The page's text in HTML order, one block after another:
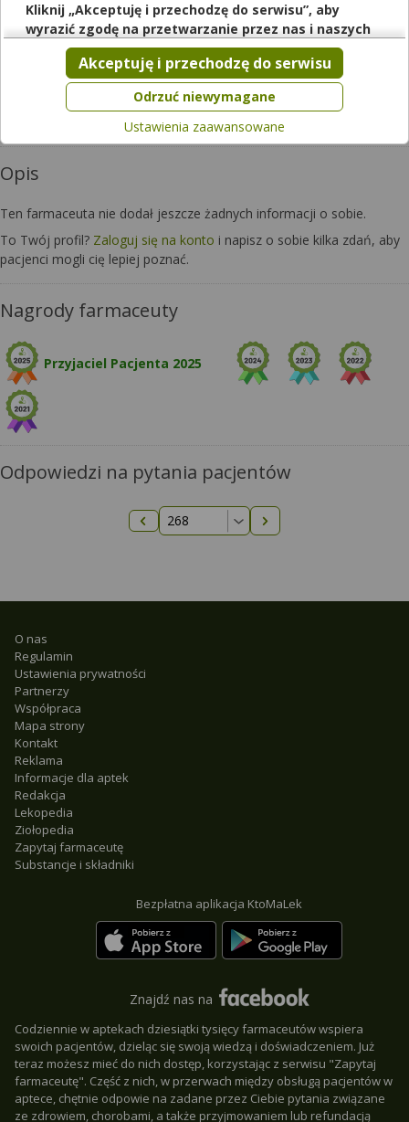
Czy chcesz wysłać pytanie do apteki,
w której pracuje ten farmaceuta?
Zapytaj teraz
Opis
Ten farmaceuta nie dodał jeszcze żadnych informacji o sobie.
To Twój profil? Zaloguj się na konto i napisz o sobie kilka zdań, aby
pacjenci mogli cię lepiej poznać.
Nagrody farmaceuty
Przyjaciel Pacjenta 2025
Odpowiedzi na pytania pacjentów
Poprzednia strona Następna strona
O nas
Regulamin
Ustawienia prywatności
Partnerzy
Współpraca
Mapa strony
Kontakt
Reklama
Informacje dla aptek
Redakcja
Lekopedia
Ziołopedia
Zapytaj farmaceutę
Substancje i składniki
Bezpłatna aplikacja KtoMaLek
Znajdź nas na
Codziennie w aptekach dziesiątki tysięcy farmaceutów wspiera
swoich pacjentów, dzieląc się swoją wiedzą i doświadczeniem. Już
teraz możesz mieć do nich dostęp, korzystając z serwisu "Zapytaj
farmaceutę". Część z nich, w przerwach między obsługą pacjentów w
aptece, chętnie odpowie na zadane przez Ciebie pytania związane
ze zdrowiem, chorobami, a także przyjmowaniem lub refundacją
Kliknij „Akceptuję i przechodzę do serwisu”, aby
wyrazić zgodę na przetwarzanie przez nas i naszych
partnerów Twoich danych w powyższych celach.
Pamiętaj, że wyrażenie zgody jest dobrowolne, a wyrażoną
zgodę możesz w każdej chwili cofnąć, możesz też wycofać
zgodę na przetwarzanie Twoich danych tylko w niektórych
celach. Jeżeli chcesz dowiedzieć się więcej lub chcesz
dokonać za pomocą „Ustawień zaawansowanych”.
zewnętrznych w naszym serwisie znajdziesz wRegulaminie
Serwisu.
Odrzuć niewymagane
Akceptuję i przechodzę do serwisu
Ustawienia zaawansowane